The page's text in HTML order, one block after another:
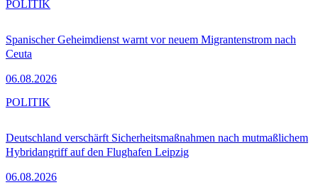
Spanischer Geheimdienst warnt vor neuem Migrantenstrom nach
Ceuta
06.08.2026
POLITIK
Deutschland verschärft Sicherheitsmaßnahmen nach mutmaßlichem
Hybridangriff auf den Flughafen Leipzig
06.08.2026
POLITIK